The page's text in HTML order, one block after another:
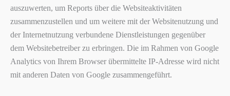
auszuwerten, um Reports über die Websiteaktivitäten
zusammenzustellen und um weitere mit der Websitenutzung und
der Internetnutzung verbundene Dienstleistungen gegenüber
dem Websitebetreiber zu erbringen. Die im Rahmen von Google
Analytics von Ihrem Browser übermittelte IP-Adresse wird nicht
mit anderen Daten von Google zusammengeführt.